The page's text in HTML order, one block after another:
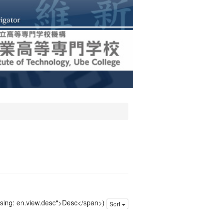
en.view.desc">Desc</span>) Sort